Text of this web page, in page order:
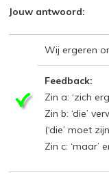
Jouw antwoord:
Wij ergeren
Feedback:
Zin a: ‘zich
Zin b: ‘die’
(‘die’ moet
Zin c: ‘maar’